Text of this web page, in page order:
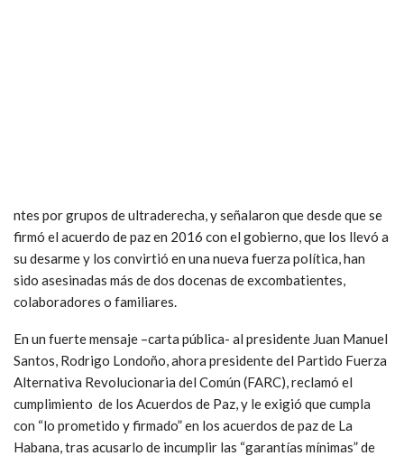
ntes por grupos de ultraderecha, y señalaron que desde que se
firmó el acuerdo de paz en 2016 con el gobierno, que los llevó a
su desarme y los convirtió en una nueva fuerza política, han
sido asesinadas más de dos docenas de excombatientes,
colaboradores o familiares.
En un fuerte mensaje –carta pública- al presidente Juan Manuel
Santos, Rodrigo Londoño, ahora presidente del Partido Fuerza
Alternativa Revolucionaria del Común (FARC), reclamó el
cumplimiento de los Acuerdos de Paz, y le exigió que cumpla
con “lo prometido y firmado” en los acuerdos de paz de La
Habana, tras acusarlo de incumplir las “garantías mínimas” de